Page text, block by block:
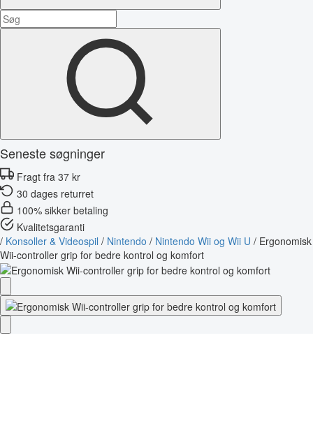
Seneste søgninger
Fragt fra 37 kr
30 dages returret
100% sikker betaling
Kvalitetsgaranti
/ Konsoller & Videospil / Nintendo / Nintendo Wii og Wii U / Ergonomisk
Wii-controller grip for bedre kontrol og komfort